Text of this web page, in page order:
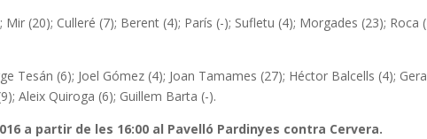
(20); Culleré (7); Berent (4); París (-); Sufletu (4); Morgades (23); Roca
Tesán (6); Joel Gómez (4); Joan Tamames (27); Héctor Balcells (4);
Aleix Quiroga (6); Guillem Barta (-).
a partir de les 16:00 al Pavelló Pardinyes contra Cervera.